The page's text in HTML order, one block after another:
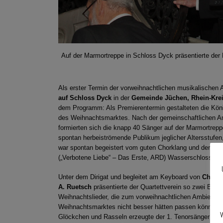
Auf der Marmortreppe in Schloss Dyck präsentierte
Als erster Termin der vorweihnachtlichen musikalischen
auf Schloss Dyck in der Gemeinde Jüchen, Rhein-
dem Programm: Als Premierentermin gestalteten die
des Weihnachtsmarktes. Nach der gemeinschaftlichen
formierten sich die knapp 40 Sänger auf der
spontan herbeiströmende Publikum jeglicher
war spontan begeistert vom guten Chorklang und der
(„Verbotene Liebe“ – Das Erste, ARD) Wasserschlosses.
Unter dem Dirigat und begleitet am Keyboard von
A. Ruetsch präsentierte der Quartettverein so zwei Blöcke
Weihnachtslieder, die zum vorweihnachtlichen Ambiente
Weihnachtsmarktes nicht besser hätten passen können.
Glöckchen und Rasseln erzeugte der 1. Tenorsänger